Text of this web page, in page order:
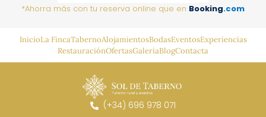
*Ahorra más con tu reserva online que en Booking.com
InicioLa FincaTabernoAlojamientosBodasEventosExperiencias
RestauraciónOfertasGaleríaBlogContacta
(+34) 696 978 071